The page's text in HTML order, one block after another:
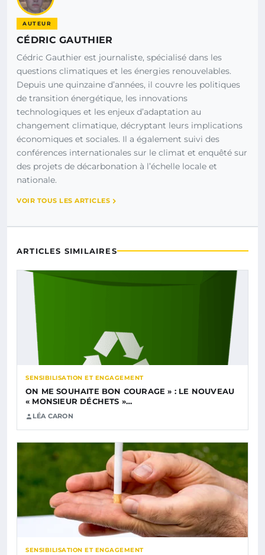
AUTEUR
CÉDRIC GAUTHIER
Cédric Gauthier est journaliste, spécialisé dans les
questions climatiques et les énergies renouvelables.
Depuis une quinzaine d’années, il couvre les politiques
de transition énergétique, les innovations
technologiques et les enjeux d’adaptation au
changement climatique, décryptant leurs implications
économiques et sociales. Il a également suivi des
conférences internationales sur le climat et enquêté sur
des projets de décarbonation à l’échelle locale et
nationale.
VOIR TOUS LES ARTICLES
ARTICLES SIMILAIRES
SENSIBILISATION ET ENGAGEMENT
ON ME SOUHAITE BON COURAGE » : LE NOUVEAU
« MONSIEUR DÉCHETS »…
LÉA CARON
SENSIBILISATION ET ENGAGEMENT